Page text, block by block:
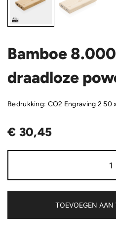
Bamboe
draadloze
Bedrukking: CO2 Engraving 2 50
€ 30,45
TOEVOEGEN AAN